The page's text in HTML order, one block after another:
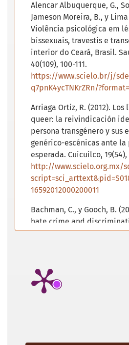
Alencar Albuquerque, G.,
Jameson Moreira, B., y
Violência psicológica em
bissexuais, travestis e
interior do Ceará, Brasil.
40(109), 100-111.
https://www.scielo.br/j/
q7pnK4ycTNKrZRn/
Arriaga Ortiz, R. (2012).
queer: la reivindicación
persona transgénero y sus
genérico-escénicas ante
esperada. Cuicuilco, 19(54),
http://www.scielo.org.mx/
16592012000200011
Bachman, C., y Gooch, B.
hate crime and
https://
búsqueda de asilo en el
perspectiva de lesbianas.